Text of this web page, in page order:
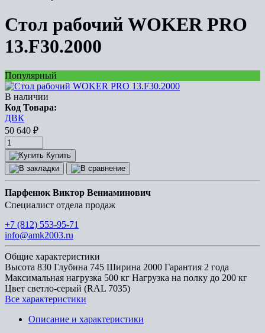
Стол рабочий WOKER PRO
13.F30.2000
Популярный
В наличии
Код Товара:
ДВК
50 640 ₽
Купить
Парфенюк Виктор Вениаминович
Специалист отдела продаж
+7 (812) 553-95-71
info@amk2003.ru
Общие характеристики
Высота 830 Глубина 745 Ширина 2000 Гарантия 2 года
Максимальная нагрузка 500 кг Нагрузка на полку до 200 кг
Цвет светло-серый (RAL 7035)
Все характеристики
Описание и характеристики